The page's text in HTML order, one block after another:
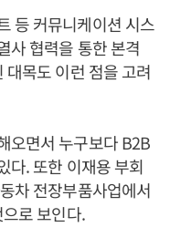
등 커뮤니케이션 시스
사 협력을 통한 본격
목도 이런 점을 고려
오면서 누구보다 B2B
다. 또한 이재용 부회
차 전장부품사업에서
로 보인다.